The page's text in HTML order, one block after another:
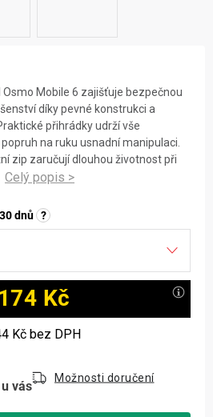
Osmo Mobile 6 zajišťuje bezpečnou
díky pevné konstrukci a
přihrádky udrží vše
na ruku usnadní manipulaci.
zip zaručují dlouhou životnost při
dnů ?
174 Kč
Kčbez DPH
vás
Možnosti doručení